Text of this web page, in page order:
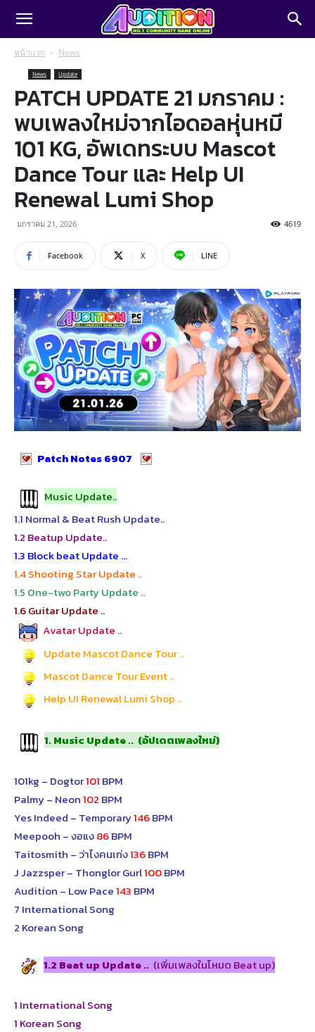
หน้าแรก News
News Update
PATCH UPDATE 21 มกราคม :
พบเพลงใหม่จากไอดอลหุ่นหมี
101 KG, อัพเดทระบบ Mascot
Dance Tour และ Help UI
Renewal Lumi Shop
มกราคม 21, 2026 4619
Facebook X LINE
Patch Notes 6907
Music Update..
1.1 Normal & Beat Rush Update..
1.2 Beatup Update..
1.3 Block beat Update …
1.4 Shooting Star Update ..
1.5 One-two Party Update ..
1.6 Guitar Update ..
Avatar Update ..
Update Mascot Dance Tour ..
Mascot Dance Tour Event ..
Help UI Renewal Lumi Shop ..
1. Music Update .. (อัปเดตเพลงใหม่)
101kg – Dogtor101 BPM
Palmy – Neon102 BPM
Yes Indeed – Temporary146BPM
Meepooh – งอแง86BPM
Taitosmith – ว่าไงคนเก่ง136BPM
J Jazzsper – Thonglor Gurl100BPM
Audition – Low Pace143 BPM
7 International Song
2 Korean Song
1.2 Beat up Update .. (เพิ่มเพลงในโหมด Beat up)
1 International Song
1 Korean Song